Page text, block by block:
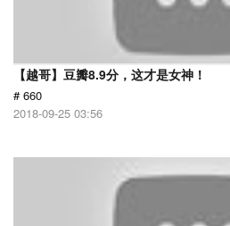
【越哥】豆瓣8.9分，这才是女神！
# 660
2018-09-25 03:56